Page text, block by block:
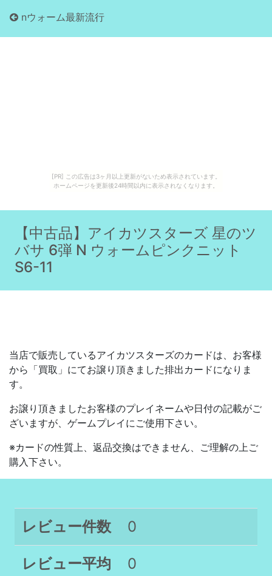
[PR] この広告は3ヶ月以上更新がないため表示されています。
ホームページを更新後24時間以内に表示されなくなります。
nウォーム最新流行
【中古品】アイカツスターズ 星のツ
バサ 6弾 N ウォームピンクニット
S6-11
当店で販売しているアイカツスターズのカードは、お客様
から「買取」にてお譲り頂きました排出カードになりま
す。
お譲り頂きましたお客様のプレイネームや日付の記載がご
ざいますが、ゲームプレイにご使用下さい。
※カードの性質上、返品交換はできません、ご理解の上ご
購入下さい。
レビュー件数 0
レビュー平均 0